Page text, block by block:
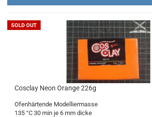
SOLD OUT
Cosclay Neon Orange 226g
Ofenhärtende Modelliermasse
135 °C 30 min je 6 mm dicke